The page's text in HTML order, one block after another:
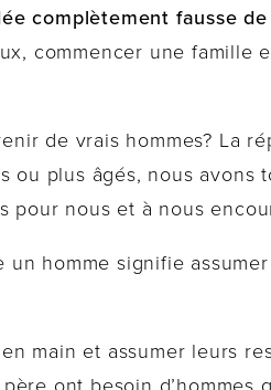
complètement fausse de
commencer une famille
de vrais hommes? La
ou plus âgés, nous avons
pour nous et à nous
un homme signifie
main et assumer leurs